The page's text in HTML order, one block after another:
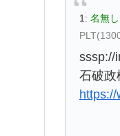
1: 名無
sssp://
石破